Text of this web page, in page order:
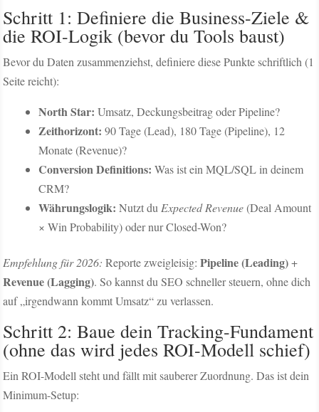
Schritt 1: Definiere die Business-Ziele &
die ROI-Logik (bevor du Tools baust)
Bevor du Daten zusammenziehst, definiere diese Punkte schriftlich (1
Seite reicht):
North Star: Umsatz, Deckungsbeitrag oder Pipeline?
Zeithorizont: 90 Tage (Lead), 180 Tage (Pipeline), 12
Monate (Revenue)?
Conversion Definitions: Was ist ein MQL/SQL in deinem
CRM?
Währungslogik: Nutzt du Expected Revenue(Deal Amount
× Win Probability) oder nur Closed-Won?
Empfehlung für 2026: Reporte zweigleisig:Pipeline (Leading)+
Revenue (Lagging). So kannst du SEO schneller steuern, ohne dich
auf „irgendwann kommt Umsatz“ zu verlassen.
Schritt 2: Baue dein Tracking-Fundament
(ohne das wird jedes ROI-Modell schief)
Ein ROI-Modell steht und fällt mit sauberer Zuordnung. Das ist dein
Minimum-Setup: